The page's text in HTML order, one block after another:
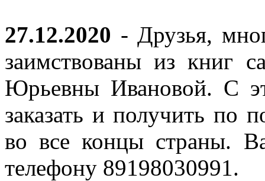
27.12.2020 - Друзья,
заимствованы из книг
Юрьевны Ивановой. С
заказать и получить по
во все концы страны.
телефону 89198030991.